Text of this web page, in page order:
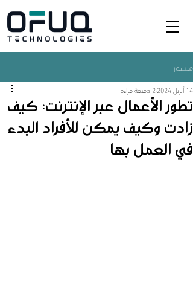
منشور
تطور الأعمال عبر الإنترنت: كيف
زادت وكيف يمكن للأفراد البدء
في العمل بها
14 أبريل 2024 2 دقيقة قراءة